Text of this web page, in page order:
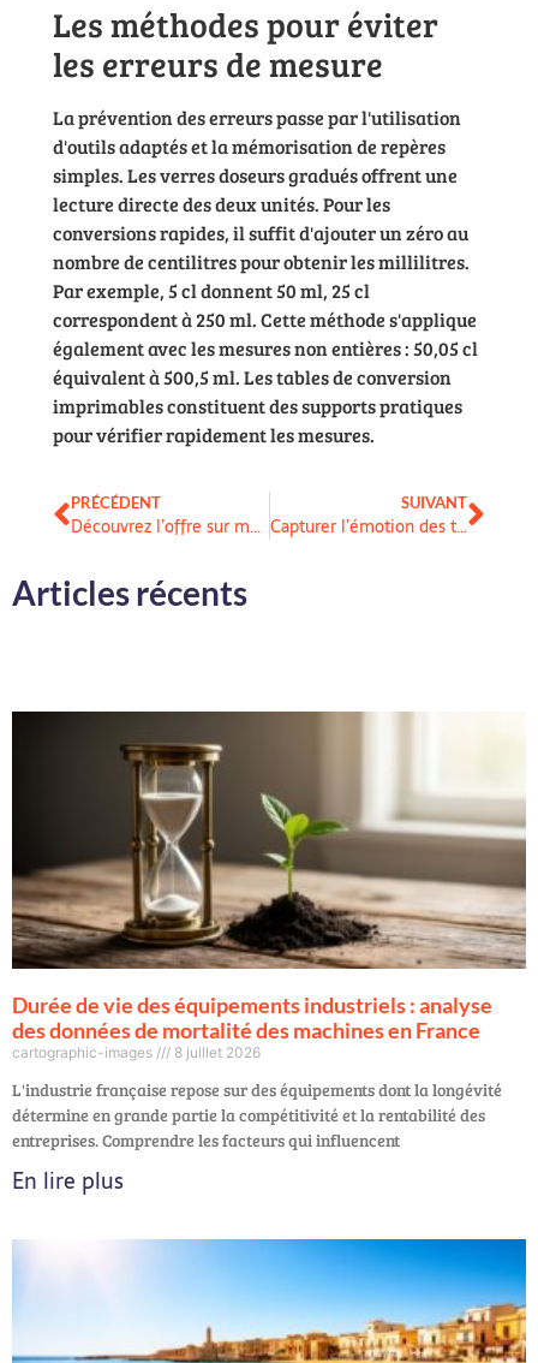
Les méthodes pour éviter
les erreurs de mesure
La prévention des erreurs passe par l'utilisation
d'outils adaptés et la mémorisation de repères
simples. Les verres doseurs gradués offrent une
lecture directe des deux unités. Pour les
conversions rapides, il suffit d'ajouter un zéro au
nombre de centilitres pour obtenir les millilitres.
Par exemple, 5 cl donnent 50 ml, 25 cl
correspondent à 250 ml. Cette méthode s'applique
également avec les mesures non entières : 50,05 cl
équivalent à 500,5 ml. Les tables de conversion
imprimables constituent des supports pratiques
pour vérifier rapidement les mesures.
PRÉCÉDENT
Découvrez l’offre sur mesure de Professionnel – BHL Transports pour votre entreprise
SUIVANT
Capturer l’émotion des tout premiers jours avec un album photo naissance
Articles récents
Durée de vie des équipements industriels : analyse
des données de mortalité des machines en France
cartographic-images 8 juillet 2026
L'industrie française repose sur des équipements dont la longévité
détermine en grande partie la compétitivité et la rentabilité des
entreprises. Comprendre les facteurs qui influencent
En lire plus